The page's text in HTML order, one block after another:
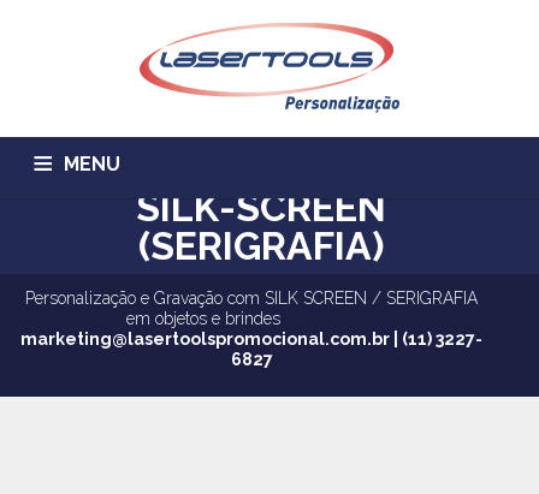
MENU
EMPRESA SERVIÇOS
PRODUTOS TRABALHE CONOSCO
SILK-SCREEN
(SERIGRAFIA)
Personalização e Gravação com SILK SCREEN / SERIGRAFIA
em objetos e brindes
marketing@lasertoolspromocional.com.br | (11) 3227-
6827